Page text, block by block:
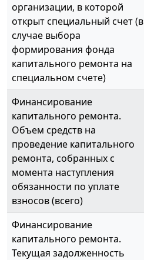
организации, в которой
открыт специальный счет (в
случае выбора
формирования фонда
капитального ремонта на
специальном счете)
Финансирование
капитального ремонта.
Объем средств на
проведение капитального
ремонта, собранных с
момента наступления
обязанности по уплате
взносов (всего)
Финансирование
капитального ремонта.
Текущая задолженность